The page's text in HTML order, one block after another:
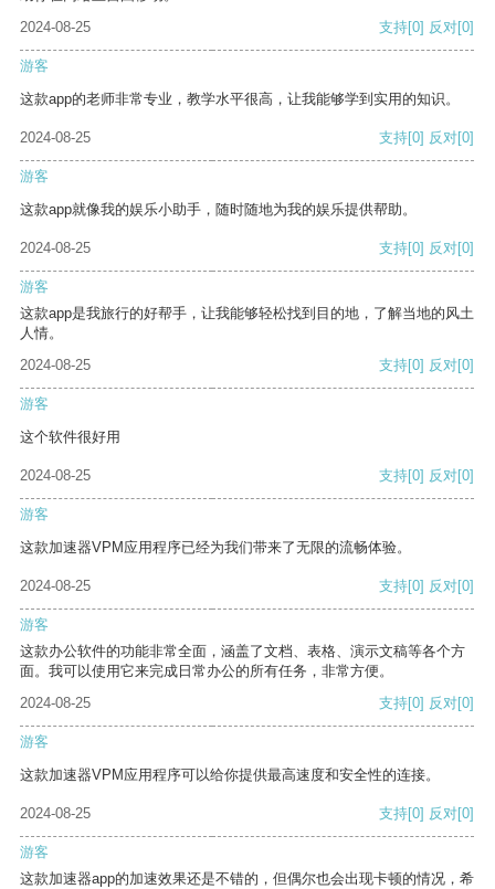
2024-08-25
支持[0] 反对[0]
游客
这款app的老师非常专业，教学水平很高，让我能够学到实用的知识。
2024-08-25 支持[0] 反对[0]
游客
这款app就像我的娱乐小助手，随时随地为我的娱乐提供帮助。
2024-08-25 支持[0] 反对[0]
游客
这款app是我旅行的好帮手，让我能够轻松找到目的地，了解当地的风土
人情。
2024-08-25
支持[0] 反对[0]
游客
这个软件很好用
2024-08-25 支持[0] 反对[0]
游客
这款加速器VPM应用程序已经为我们带来了无限的流畅体验。
2024-08-25 支持[0] 反对[0]
游客
这款办公软件的功能非常全面，涵盖了文档、表格、演示文稿等各个方
面。我可以使用它来完成日常办公的所有任务，非常方便。
2024-08-25
支持[0] 反对[0]
游客
这款加速器VPM应用程序可以给你提供最高速度和安全性的连接。
2024-08-25 支持[0] 反对[0]
游客
这款加速器app的加速效果还是不错的，但偶尔也会出现卡顿的情况，希